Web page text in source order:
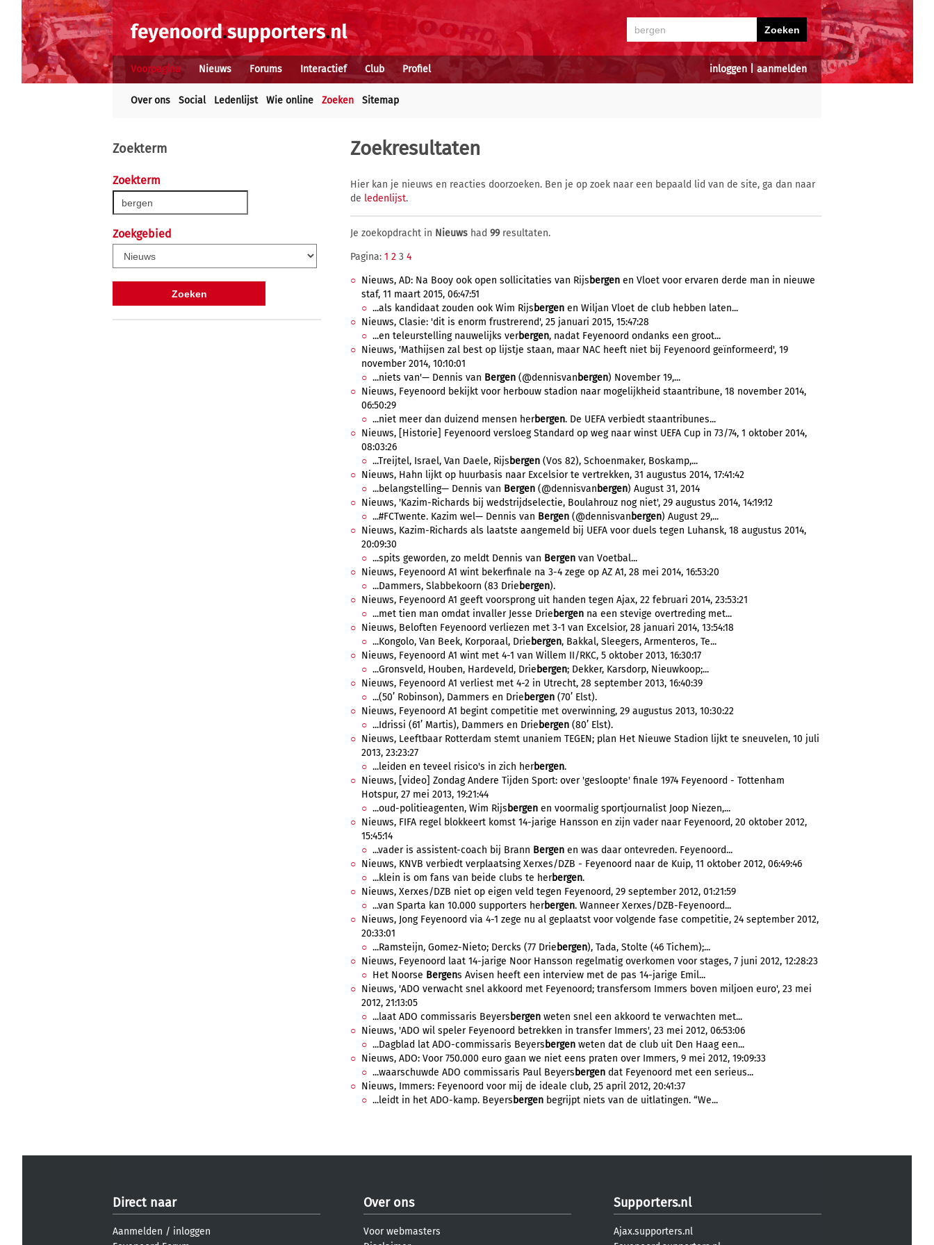
inloggen aanmelden
Voorpagina Nieuws Forums Interactief Club Profiel
Over ons Social Ledenlijst Wie online Zoeken Sitemap
Zoekterm
Zoekterm
Zoekgebied
Zoekresultaten
Hier kan je nieuws en reacties doorzoeken. Ben je op zoek naar een bepaald lid van de site, ga dan naar
de ledenlijst.
Je zoekopdracht in Nieuws had 99resultaten.
Pagina: 1 2 3 4
Nieuws, AD: Na Booy ook open sollicitaties van Rijs bergen en Vloet voor ervaren derde man in nieuwe
staf, 11 maart 2015, 06:47:51
...als kandidaat zouden ook Wim Rijs bergen en Wiljan Vloet de club hebben laten...
Nieuws, Clasie: 'dit is enorm frustrerend', 25 januari 2015, 15:47:28
...en teleurstelling nauwelijks verbergen, nadat Feyenoord ondanks een groot...
Nieuws, 'Mathijsen zal best op lijstje staan, maar NAC heeft niet bij Feyenoord geïnformeerd', 19
november 2014, 10:10:01
...niets van'— Dennis van Bergen (@dennisvan bergen) November 19,...
Nieuws, Feyenoord bekijkt voor herbouw stadion naar mogelijkheid staantribune, 18 november 2014,
06:50:29
...niet meer dan duizend mensen herbergen. De UEFA verbiedt staantribunes...
Nieuws, [Historie] Feyenoord versloeg Standard op weg naar winst UEFA Cup in 73/74, 1 oktober 2014,
08:03:26
...Treijtel, Israel, Van Daele, Rijs bergen (Vos 82), Schoenmaker, Boskamp,...
Nieuws, Hahn lijkt op huurbasis naar Excelsior te vertrekken, 31 augustus 2014, 17:41:42
...belangstelling— Dennis van Bergen (@dennisvan bergen) August 31, 2014
Nieuws, 'Kazim-Richards bij wedstrijdselectie, Boulahrouz nog niet', 29 augustus 2014, 14:19:12
...#FCTwente. Kazim wel— Dennis van Bergen (@dennisvan bergen) August 29,...
Nieuws, Kazim-Richards als laatste aangemeld bij UEFA voor duels tegen Luhansk, 18 augustus 2014,
20:09:30
...spits geworden, zo meldt Dennis van Bergen van Voetbal...
Nieuws, Feyenoord A1 wint bekerfinale na 3-4 zege op AZ A1, 28 mei 2014, 16:53:20
...Dammers, Slabbekoorn (83 Drie bergen).
Nieuws, Feyenoord A1 geeft voorsprong uit handen tegen Ajax, 22 februari 2014, 23:53:21
...met tien man omdat invaller Jesse Drie bergen na een stevige overtreding met...
Nieuws, Beloften Feyenoord verliezen met 3-1 van Excelsior, 28 januari 2014, 13:54:18
...Kongolo, Van Beek, Korporaal, Drie bergen, Bakkal, Sleegers, Armenteros, Te...
Nieuws, Feyenoord A1 wint met 4-1 van Willem II/RKC, 5 oktober 2013, 16:30:17
...Gronsveld, Houben, Hardeveld, Drie bergen; Dekker, Karsdorp, Nieuwkoop;...
Nieuws, Feyenoord A1 verliest met 4-2 in Utrecht, 28 september 2013, 16:40:39
...(50’ Robinson), Dammers en Drie bergen (70’ Elst).
Nieuws, Feyenoord A1 begint competitie met overwinning, 29 augustus 2013, 10:30:22
...Idrissi (61’ Martis), Dammers en Drie bergen (80’ Elst).
Nieuws, Leeftbaar Rotterdam stemt unaniem TEGEN; plan Het Nieuwe Stadion lijkt te sneuvelen, 10 juli
2013, 23:23:27
...leiden en teveel risico's in zich herbergen.
Nieuws, [video] Zondag Andere Tijden Sport: over 'gesloopte' finale 1974 Feyenoord - Tottenham
Hotspur, 27 mei 2013, 19:21:44
...oud-politieagenten, Wim Rijs bergen en voormalig sportjournalist Joop Niezen,...
Nieuws, FIFA regel blokkeert komst 14-jarige Hansson en zijn vader naar Feyenoord, 20 oktober 2012,
15:45:14
...vader is assistent-coach bij Brann Bergen en was daar ontevreden. Feyenoord...
Nieuws, KNVB verbiedt verplaatsing Xerxes/DZB - Feyenoord naar de Kuip, 11 oktober 2012, 06:49:46
...klein is om fans van beide clubs te herbergen.
Nieuws, Xerxes/DZB niet op eigen veld tegen Feyenoord, 29 september 2012, 01:21:59
...van Sparta kan 10.000 supporters herbergen. Wanneer Xerxes/DZB-Feyenoord...
Nieuws, Jong Feyenoord via 4-1 zege nu al geplaatst voor volgende fase competitie, 24 september 2012,
20:33:01
...Ramsteijn, Gomez-Nieto; Dercks (77 Drie bergen), Tada, Stolte (46 Tichem);...
Nieuws, Feyenoord laat 14-jarige Noor Hansson regelmatig overkomen voor stages, 7 juni 2012, 12:28:23
Het Noorse Bergens Avisen heeft een interview met de pas 14-jarige Emil...
Nieuws, 'ADO verwacht snel akkoord met Feyenoord; transfersom Immers boven miljoen euro', 23 mei
2012, 21:13:05
...laat ADO commissaris Beyers bergen weten snel een akkoord te verwachten met...
Nieuws, 'ADO wil speler Feyenoord betrekken in transfer Immers', 23 mei 2012, 06:53:06
...Dagblad lat ADO-commissaris Beyers bergen weten dat de club uit Den Haag een...
Nieuws, ADO: Voor 750.000 euro gaan we niet eens praten over Immers, 9 mei 2012, 19:09:33
...waarschuwde ADO commissaris Paul Beyers bergen dat Feyenoord met een serieus...
Nieuws, Immers: Feyenoord voor mij de ideale club, 25 april 2012, 20:41:37
...leidt in het ADO-kamp. Beyers bergen begrijpt niets van de uitlatingen. “We...
Direct naar
Aanmelden / inloggen
Over ons
Voor webmasters
Supporters.nl
Ajax.supporters.nl